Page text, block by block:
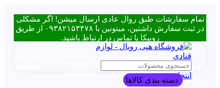
تمام سفارشات طبق روال عادی ارسال میشن! اگر مشکلی
در ثبت سفارش داشتین، میتونین با ۰۹۳۸۲۱۵۳۴۷۸ از طریق
روبیکا یا تماس در ارتباط باشید.
تمام سفارشات طبق روال عادی ارسال میشن! اگر مشکلی
روبیکا یا تماس در ارتباط باشید.انتخاب دسته بندی
دسته بندی کالاها